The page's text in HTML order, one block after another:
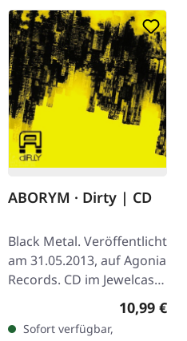
ABORYM · Dirty | CD
Black Metal. Veröffentlicht
am 31.05.2013, auf Agonia
Records. CD im Jewelcase.
Aborym liefern mit "Dirty"
einen vernichtenden
Schlag gegen die Sinne…
Regulärer
10,99 €
Sofort verfügbar,